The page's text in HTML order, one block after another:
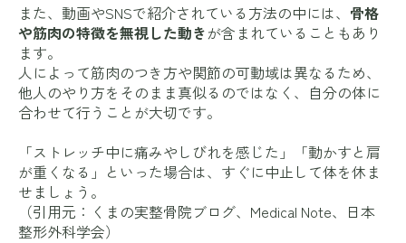
また、動画やSNSで紹介されている方法の中には、 骨格
や筋肉の特徴を無視した動きが含まれていることもあり
ます。
人によって筋肉のつき方や関節の可動域は異なるため、
他人のやり方をそのまま真似るのではなく、自分の体に
合わせて行うことが大切です。
「ストレッチ中に痛みやしびれを感じた」「動かすと肩
が重くなる」といった場合は、すぐに中止して体を休ま
せましょう。
（引用元： くまの実整骨院ブログ、 Medical Note、
日本
整形外科学会）